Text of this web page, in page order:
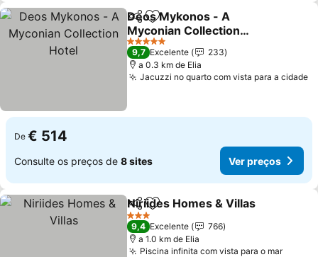
PartilharAdicionar aos favoritos
Deos Mykonos - A
Myconian Collection
Hotel
5 Estrelas
9,7 Excelente
233
a 0.3 km de Elia
Jacuzzi no quarto com vista para a cidade
De € 514
Consulte os preços de 8 sites Ver preços
PartilharAdicionar aos favoritos
Niriides Homes & Villas
3 Estrelas
9,4 Excelente
766
a 1.0 km de Elia
Piscina infinita com vista para o mar